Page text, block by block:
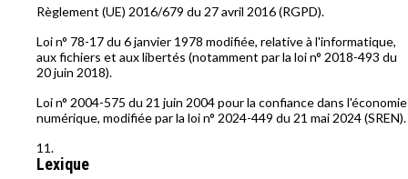
Règlement (UE) 2016/679 du 27 avril 2016 (RGPD).
Loi n° 78-17 du 6 janvier 1978 modifiée, relative à l'informatique,
aux fichiers et aux libertés (notamment par la loi n° 2018-493 du
20 juin 2018).
Loi n° 2004-575 du 21 juin 2004 pour la confiance dans l'économie
numérique, modifiée par la loi n° 2024-449 du 21 mai 2024 (SREN).
Lexique